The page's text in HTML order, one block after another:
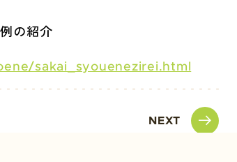
の紹介
sakai_syouenezirei.html
NEXT